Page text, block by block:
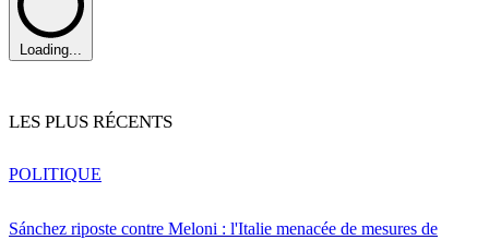
Loading...
LES PLUS RÉCENTS
Sánchez riposte contre Meloni : l'Italie menacée de mesures de
POLITIQUE